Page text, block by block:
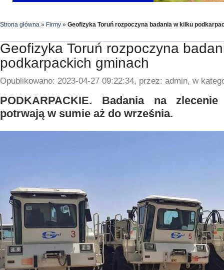
Strona główna » Firmy » Geofizyka Toruń rozpoczyna badania w kilku
Geofizyka Toruń rozpoczyna
podkarpackich gminach
Opublikowano: 2023-04-27 09:22:34, przez: admin, w
PODKARPACKIE. Badania na
potrwają w sumie aż do września.